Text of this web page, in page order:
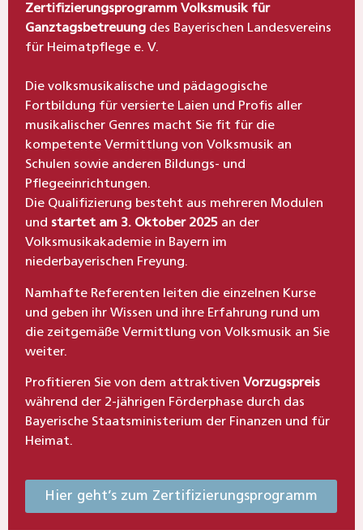
Zertifizierungsprogramm Volksmusik für
Ganztagsbetreuung des Bayerischen Landesvereins
für Heimatpflege e. V.
Die volksmusikalische und pädagogische
Fortbildung für versierte Laien und Profis aller
musikalischer Genres macht Sie fit für die
kompetente Vermittlung von Volksmusik an
Schulen sowie anderen Bildungs- und
Pflegeeinrichtungen.
Die Qualifizierung besteht aus mehreren Modulen
und startet am 3. Oktober 2025 an der
Volksmusikakademie in Bayern im
niederbayerischen Freyung.
Namhafte Referenten leiten die einzelnen Kurse
und geben ihr Wissen und ihre Erfahrung rund um
die zeitgemäße Vermittlung von Volksmusik an Sie
weiter.
Profitieren Sie von dem attraktivenVorzugspreis
während der 2-jährigen Förderphase durch das
Bayerische Staatsministerium der Finanzen und für
Heimat.
Hier geht’s zum Zertifizierungsprogramm